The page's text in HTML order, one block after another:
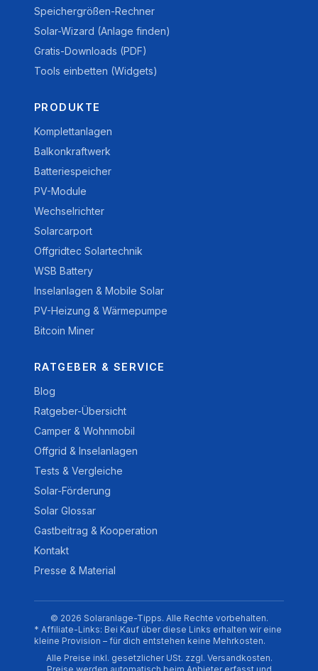
Speichergrößen-Rechner
Solar-Wizard (Anlage finden)
Gratis-Downloads (PDF)
Tools einbetten (Widgets)
PRODUKTE
Komplettanlagen
Balkonkraftwerk
Batteriespeicher
PV-Module
Wechselrichter
Solarcarport
Offgridtec Solartechnik
WSB Battery
Inselanlagen & Mobile Solar
PV-Heizung & Wärmepumpe
Bitcoin Miner
RATGEBER & SERVICE
Blog
Ratgeber-Übersicht
Camper & Wohnmobil
Offgrid & Inselanlagen
Tests & Vergleiche
Solar-Förderung
Solar Glossar
Gastbeitrag & Kooperation
Kontakt
Presse & Material
© 2026 Solaranlage-Tipps. Alle Rechte vorbehalten.
* Affiliate-Links: Bei Kauf über diese Links erhalten wir eine
kleine Provision – für dich entstehen keine Mehrkosten.
Alle Preise inkl. gesetzlicher USt. zzgl. Versandkosten.